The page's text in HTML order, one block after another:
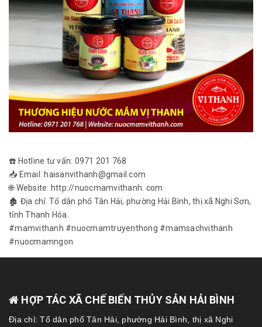
☎️ Hotline tư vấn: 0971 201 768
📥 Email: haisanvithanh@gmail.com
🌐 Website: http://nuocmamvithanh. com
🏚 Địa chỉ: Tổ dân phố Tân Hải, phường Hải Bình, thị xã Nghi Sơn,
tỉnh Thanh Hóa.
#mamvithanh #nuocmamtruyenthong #mamsachvithanh
#nuocmamngon
HỢP TÁC XÃ CHẾ BIẾN THỦY SẢN HẢI BÌNH
Địa chỉ: Tổ dân phố Tân Hải, phường Hải Bình, thị xã Nghi